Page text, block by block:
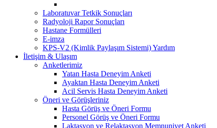
Laboratuvar Tetkik Sonuçları
Radyoloji Rapor Sonuçları
Hastane Formülleri
E-imza
KPS-V2 (Kimlik Paylaşım Sistemi) Yardım
İletişim & Ulaşım
Anketlerimiz
Yatan Hasta Deneyim Anketi
Ayaktan Hasta Deneyim Anketi
Acil Servis Hasta Deneyim Anketi
Öneri ve Görüşleriniz
Hasta Görüş ve Öneri Formu
Personel Görüş ve Öneri Formu
Laktasyon ve Relaktasyon Memnuniyet Anketi